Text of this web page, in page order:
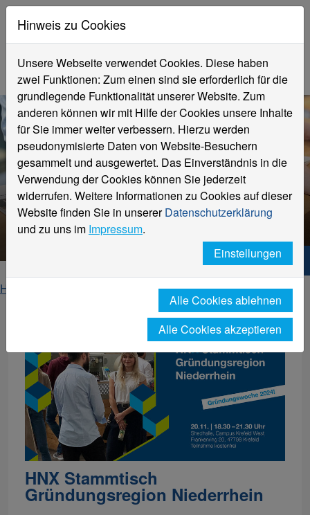
Veranstaltungsdetails
Hochschule Niederrhein. Dein Weg.
Home
Veranstaltungen
HNX Stammtisch
Gründungsregion Niederrhein
Hinweis zu Cookies
Unsere Webseite verwendet Cookies. Diese haben
zwei Funktionen: Zum einen sind sie erforderlich für die
grundlegende Funktionalität unserer Website. Zum
anderen können wir mit Hilfe der Cookies unsere Inhalte
für Sie immer weiter verbessern. Hierzu werden
pseudonymisierte Daten von Website-Besuchern
gesammelt und ausgewertet. Das Einverständnis in die
Verwendung der Cookies können Sie jederzeit
widerrufen. Weitere Informationen zu Cookies auf dieser
Website finden Sie in unsererDatenschutzerklärung
und zu uns im Impressum.
Einstellungen
Alle Cookies ablehnen
Alle Cookies akzeptieren